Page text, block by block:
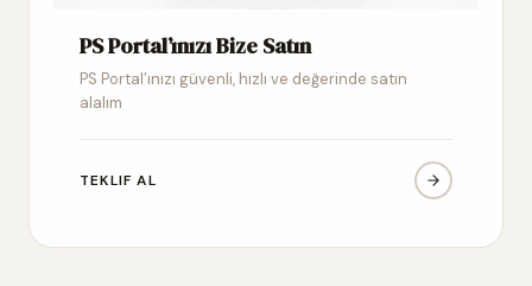
PS Portal’ınızı Bize Satın
PS Portal’ınızı güvenli, hızlı ve değerinde satın
alalım
TEKLIF AL